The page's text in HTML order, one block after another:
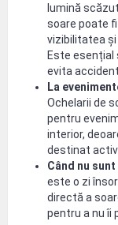
lumină
soare poate
vizibilitatea și
Este
evita
La
Ochelarii de
pentru
interior,
destinat
Când nu
este o zi
directă a
pentru a nu îi